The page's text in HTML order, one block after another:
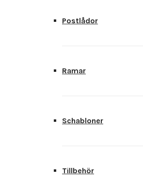
Postlådor
Ramar
Schabloner
Tillbehör